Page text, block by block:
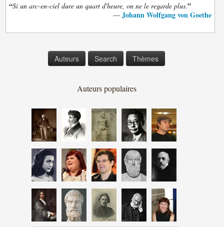
“Si un arc-en-ciel dure un quart d'heure, on ne le regarde plus.”
— Johann Wolfgang von Goethe
Auteurs Search Thèmes
Auteurs populaires